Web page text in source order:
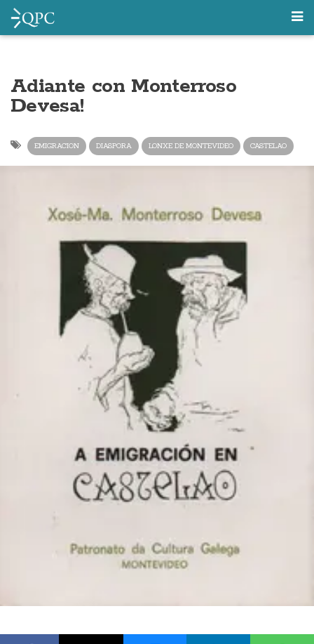
Adiante con Monterroso
Devesa!
EMIGRACION DIASPORA LONXE DE MONTEVIDEO CASTELAO